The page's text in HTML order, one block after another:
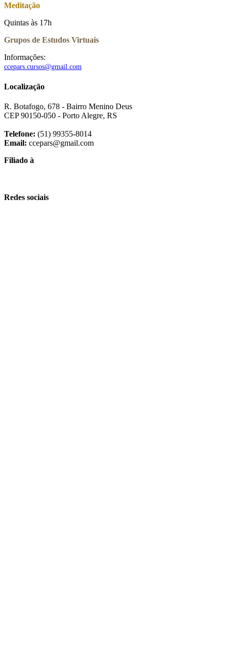
Meditação
Quintas às 17h
Grupos de Estudos Virtuais
Informações:
ccepars.cursos@gmail.com
Localização
R. Botafogo, 678 - Bairro Menino Deus
CEP 90150-050 - Porto Alegre, RS
Telefone: (51) 99355-8014
Email: ccepars@gmail.com
Filiado à
Redes sociais